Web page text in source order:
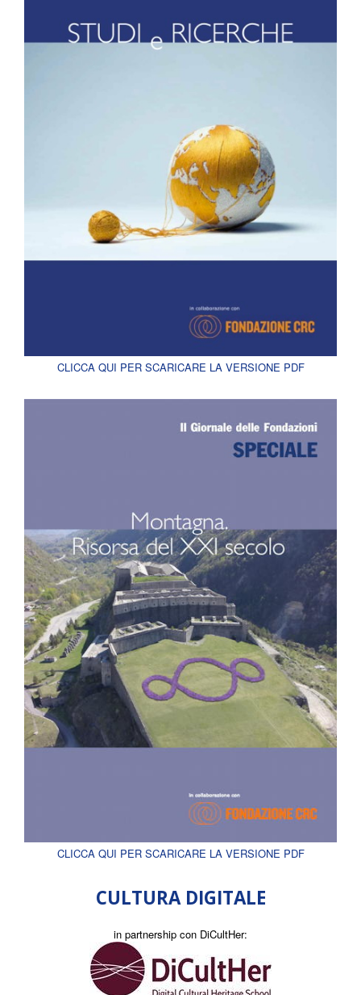
CLICCA QUI PER SCARICARE LA VERSIONE PDF
CLICCA QUI PER SCARICARE LA VERSIONE PDF
CULTURA DIGITALE
in partnership con DiCultHer: